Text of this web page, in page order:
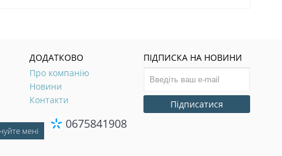
ДОДАТКОВО
Про компанію
Новини
Контакти
ПІДПИСКА НА НОВИНИ
Підписатися
0675841908